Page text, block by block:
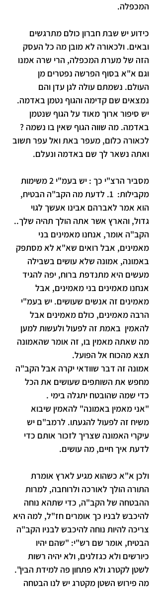
המכפלה.
כידוע יש שבת חברון כולם מתרגשים
ובאים. ולכאורה לא מובן מה כל העסק
הזה של מערת המכפלה, הרי שרה אמנו
וגם א"א בסוף הפרשה נפטרים מן
העולם. נשמתם עולה לגן עדן והם
נמצאים שם קדימה והגוף נטמן באדמה.
יש סיפור ארוך מאוד על הגוף שנטמן
באדמה. מה שווה הגוף שאין בו נשמה ?
לכאורה כלום, מעפר באת ואל עפר תשוב
ואתה נשאר לך שם באדמה ונעלם.
מסביר הרצ"י כך : יש בעמ"י 2 משימות
מקבילות:  1. לדעת מה הקב"ה הבטיח,
הוא אמר לאברהם אבינו אעשך לגוי
גדול, והארץ אשר אתה הולך תהיה שלך..
הקב"ה אומר, אנחנו מאמינים בני
מאמינים, אבל רואים שא"א לא מסתפק
באמונה, אמונה שלא עושים בשבילה
מעשים היא מתנדפת ברוח, יפה להגיד
אנחנו מאמינים בני מאמינים, אבל
מאמינים זה אנשים שעושים. יש בעמ"י
הרבה מאמינים, כולם מאמינים אבל
להאמין  באמת זה לפעול ולעשות למען
מה שאתה מאמין בו, זה אומר שהאמונה
תצא מהכוח אל הפועל.
אמונה זה דבר שוודאי יקרה אבל הקב"ה
מחפש את השותפים שעושים את הכל
כדי שמה שהובטח יתגלה בימי .
"אני מאמין באמונה" להאמין שיבוא
משיח זה לפעול להגעתו. לרמב"ם יש
עיקרי האמונה שצריך לזכור אותם כדי
לדעת איך חיים, מה עושים.
ולכן א"א כשהוא מגיע לארץ אומרת
התורה הולך לאורכה ולרוחבה, למרות
ההבטחה של הקב"ה, כדי שתהא נוחה
להיכבש לבניו כך אומרים חז"ל, למה היא
צריכה להיות נוחה להיכבש לבניו הקב"ה
הבטיח, אומר שם רש"י: "שהם יהיו
כיורשים ולא כגזלנים, ולא יהיה רשות
לשטן לקטרג ולא פתחון פה למידת הבין".
מה פירוש השטן מקטרג יש לנו הבטחה